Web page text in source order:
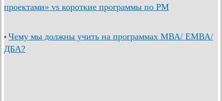
проектами» vs короткие программы по PM
• Чему мы должны учить на программах МВА/ ЕМВА/
ДБА?